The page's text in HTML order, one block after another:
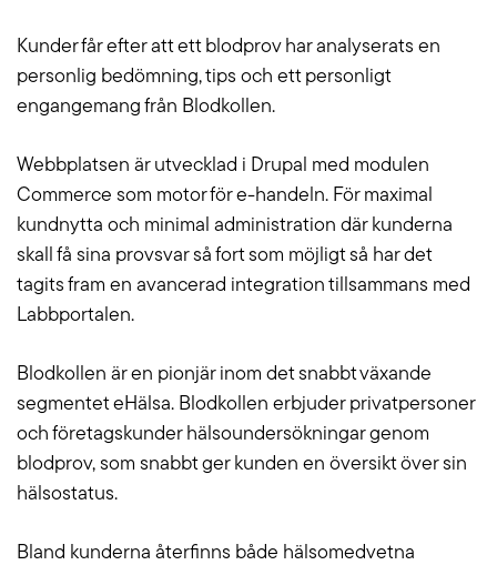
CSR
Kunder får efter att ett blodprov har analyserats en
personlig bedömning, tips och ett personligt
engangemang från Blodkollen.
Webbplatsen är utvecklad i Drupal med modulen
Commerce som motor för e-handeln. För maximal
kundnytta och minimal administration där kunderna
skall få sina provsvar så fort som möjligt så har det
tagits fram en avancerad integration tillsammans med
Labbportalen.
Blodkollen är en pionjär inom det snabbt växande
segmentet eHälsa. Blodkollen erbjuder privatpersoner
och företagskunder hälsoundersökningar genom
blodprov, som snabbt ger kunden en översikt över sin
hälsostatus.
Bland kunderna återfinns både hälsomedvetna